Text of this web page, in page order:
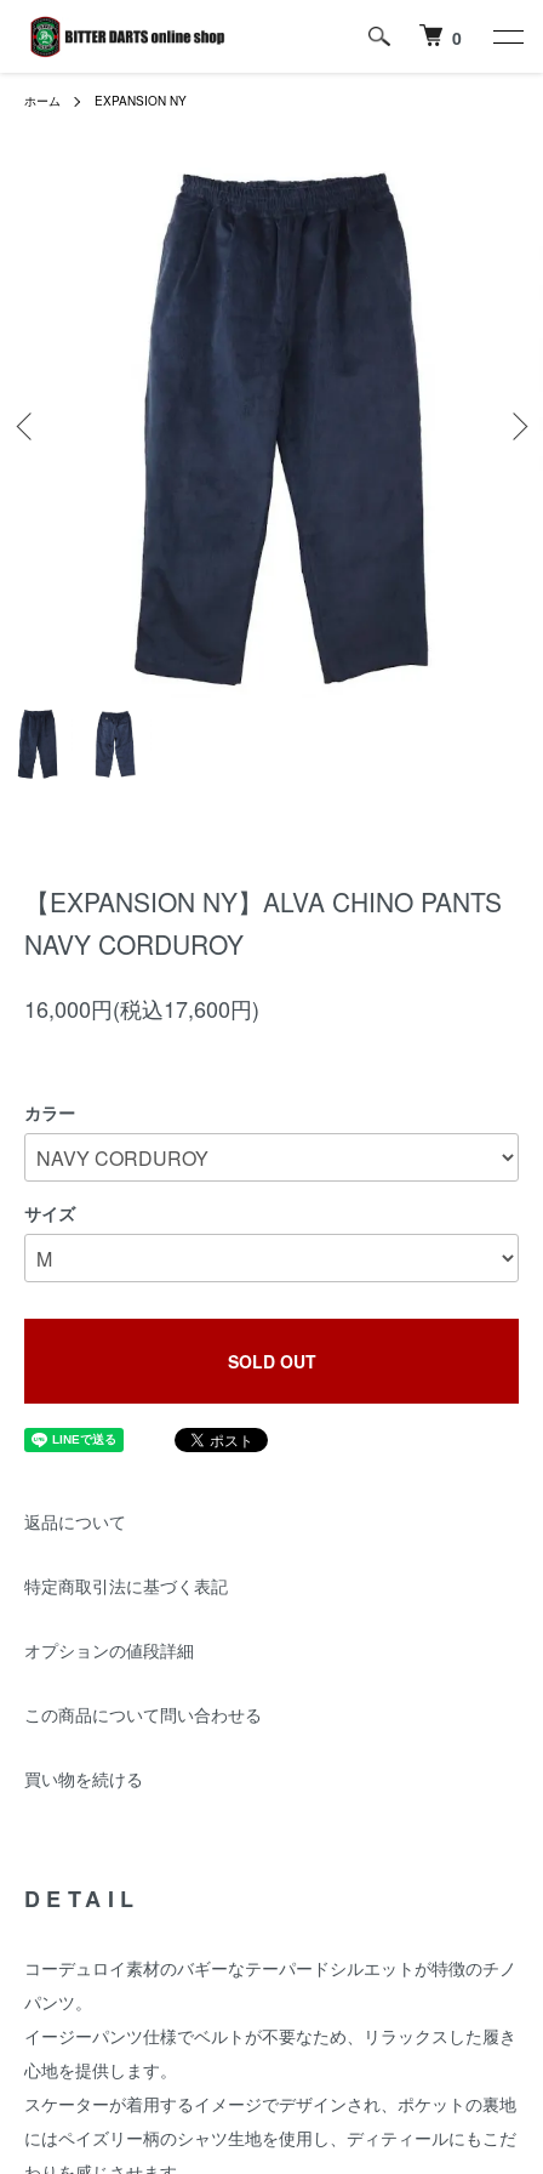
0
ホーム EXPANSION NY
【EXPANSION NY】ALVA CHINO PANTS
NAVY CORDUROY
16,000円(税込17,600円)
カラー
サイズ
SOLD OUT
返品について
特定商取引法に基づく表記
オプションの値段詳細
この商品について問い合わせる
買い物を続ける
DETAIL
コーデュロイ素材のバギーなテーパードシルエットが特徴のチノ
パンツ。
イージーパンツ仕様でベルトが不要なため、リラックスした履き
心地を提供します。
スケーターが着用するイメージでデザインされ、ポケットの裏地
にはペイズリー柄のシャツ生地を使用し、ディティールにもこだ